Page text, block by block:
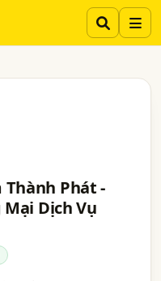
Thành Phát -
Dịch Vụ